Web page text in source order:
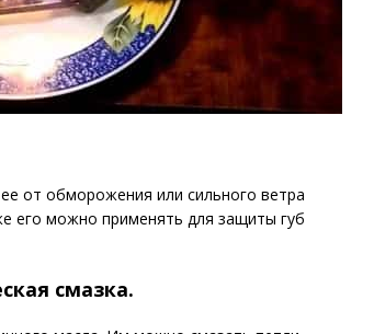
от обморожения или сильного ветра
его можно применять для защиты губ
смазка.